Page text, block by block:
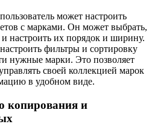
может настроить
с марками. Он может выбрать,
настроить их порядок и ширину.
фильтры и сортировку
нужные марки. Это позволяет
своей коллекцией марок
в удобном виде.
копирования и